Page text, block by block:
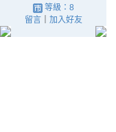
等級：8
留言｜ 加入好友